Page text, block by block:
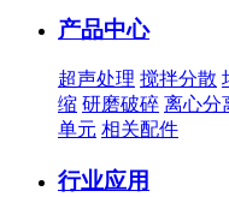
产品中心
超声处理 搅拌分散
缩 研磨破碎 离心分
单元 相关配件
行业应用